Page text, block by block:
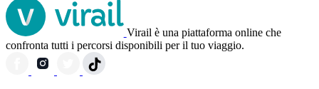
Virail è una piattaforma online che
confronta tutti i percorsi disponibili per il tuo viaggio.